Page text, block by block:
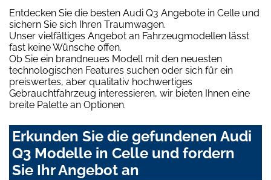
Entdecken Sie die besten Audi Q3 Angebote in Celle und
sichern Sie sich Ihren Traumwagen.
Unser vielfältiges Angebot an Fahrzeugmodellen lässt
fast keine Wünsche offen.
Ob Sie ein brandneues Modell mit den neuesten
technologischen Features suchen oder sich für ein
preiswertes, aber qualitativ hochwertiges
Gebrauchtfahrzeug interessieren, wir bieten Ihnen eine
breite Palette an Optionen.
Erkunden Sie die gefundenen Audi
Q3 Modelle in Celle und fordern
Sie Ihr Angebot an